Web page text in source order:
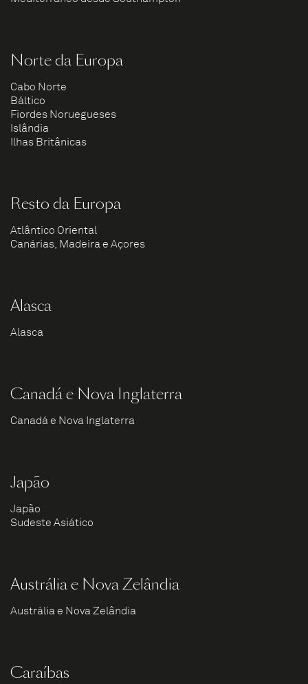
Norte da Europa
Cabo Norte
Báltico
Fiordes Noruegueses
Islândia
Ilhas Britânicas
Resto da Europa
Atlântico Oriental
Canárias, Madeira e Açores
Alasca
Alasca
Canadá e Nova Inglaterra
Canadá e Nova Inglaterra
Japão
Japão
Sudeste Asiático
Austrália e Nova Zelândia
Austrália e Nova Zelândia
Caraíbas